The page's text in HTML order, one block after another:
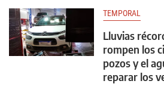
TEMPORAL
Lluvias
rompen los
pozos y el
reparar los